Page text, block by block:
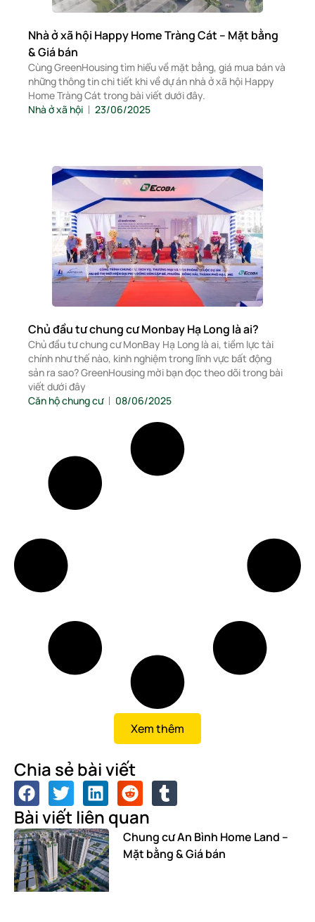
Nhà ở xã hội Happy Home Tràng Cát – Mặt bằng
& Giá bán
Cùng GreenHousing tìm hiểu về mặt bằng, giá mua bán và
những thông tin chi tiết khi về dự án nhà ở xã hội Happy
Home Tràng Cát trong bài viết dưới đây.
Nhà ở xã hội
23/06/2025
Chủ đầu tư chung cư Monbay Hạ Long là ai?
Chủ đầu tư chung cư MonBay Hạ Long là ai, tiềm lực tài
chính như thế nào, kinh nghiệm trong lĩnh vực bất động
sản ra sao? GreenHousing mời bạn đọc theo dõi trong bài
viết dưới đây
Căn hộ chung cư
08/06/2025
Xem thêm
Chia sẻ bài viết
Bài viết liên quan
Chung cư An Bình Home Land –
Mặt bằng & Giá bán